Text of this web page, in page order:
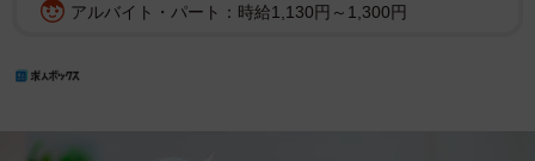
アルバイト・パート：時給1,130円～1,300円